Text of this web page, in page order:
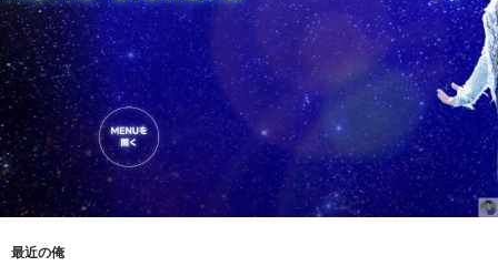
最近の俺